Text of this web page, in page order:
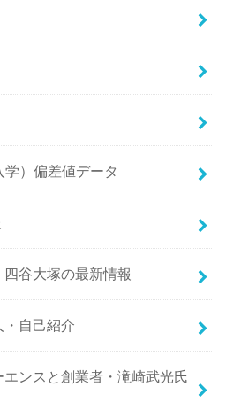
）偏差値データ
谷大塚の最新情報
・自己紹介
エンスと創業者・滝崎武光氏